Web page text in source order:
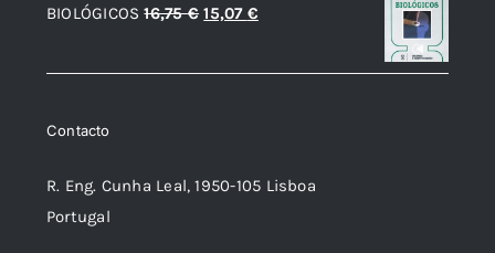
27,22 €.24,50 €.
BIOLÓGICOS 16,75€ O
original
15,07 €O
atual
Contacto
R. Eng. Cunha Leal, 1950-105 Lisboa
Portugal